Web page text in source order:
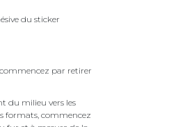
du sticker
par retirer
du milieu vers les
formats, commencez